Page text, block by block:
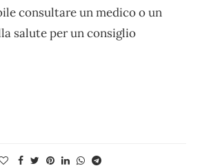
consultare un medico o un
salute per un consiglio